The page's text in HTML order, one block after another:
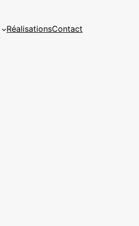
RéalisationsContact